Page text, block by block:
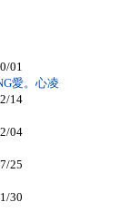
01
愛。心凌
14
04
25
30